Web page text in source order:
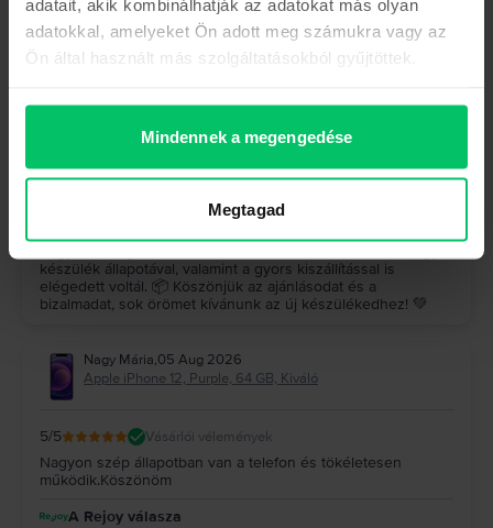
adatait, akik kombinálhatják az adatokat más olyan
adatokkal, amelyeket Ön adott meg számukra vagy az
Ön által használt más szolgáltatásokból gyűjtöttek.
Mindennek a megengedése
Megtagad
Hock József,05 Aug 2026
Samsung Galaxy S23 Ultra 5G Dual Sim, Graphite, 512 GB,
Kiváló
pontos, minden kifogástalanul működik, felülmúlta a
jár
készülék állapotával, valamint a gyors kiszállítással is
elégedett voltál. 📦 Köszönjük az ajánlásodat és a
bizalmadat, sok örömet kívánunk az új készülékedhez! 💚
Nagy Mária,05 Aug 2026
Apple iPhone 12, Purple, 64 GB, Kiváló
5/5 Vásárlói vélemények
Nagyon szép állapotban van a telefon és tökéletesen
működik.Köszönöm
A Rejoy válasza